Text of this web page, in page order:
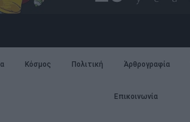
Κόσμος Πολιτική Άρθρογραφία
Επικοινωνία